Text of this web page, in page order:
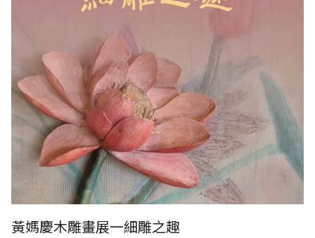
黃媽慶木雕畫展一細雕之趣